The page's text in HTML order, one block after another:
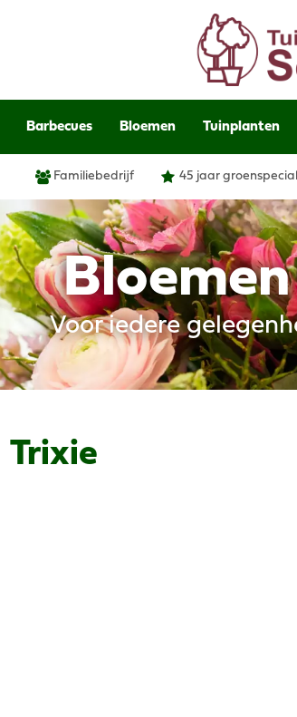
Voor iedere
Barbecues Bloemen Tuinplanten
Familiebedrijf 45 jaar
Trixie